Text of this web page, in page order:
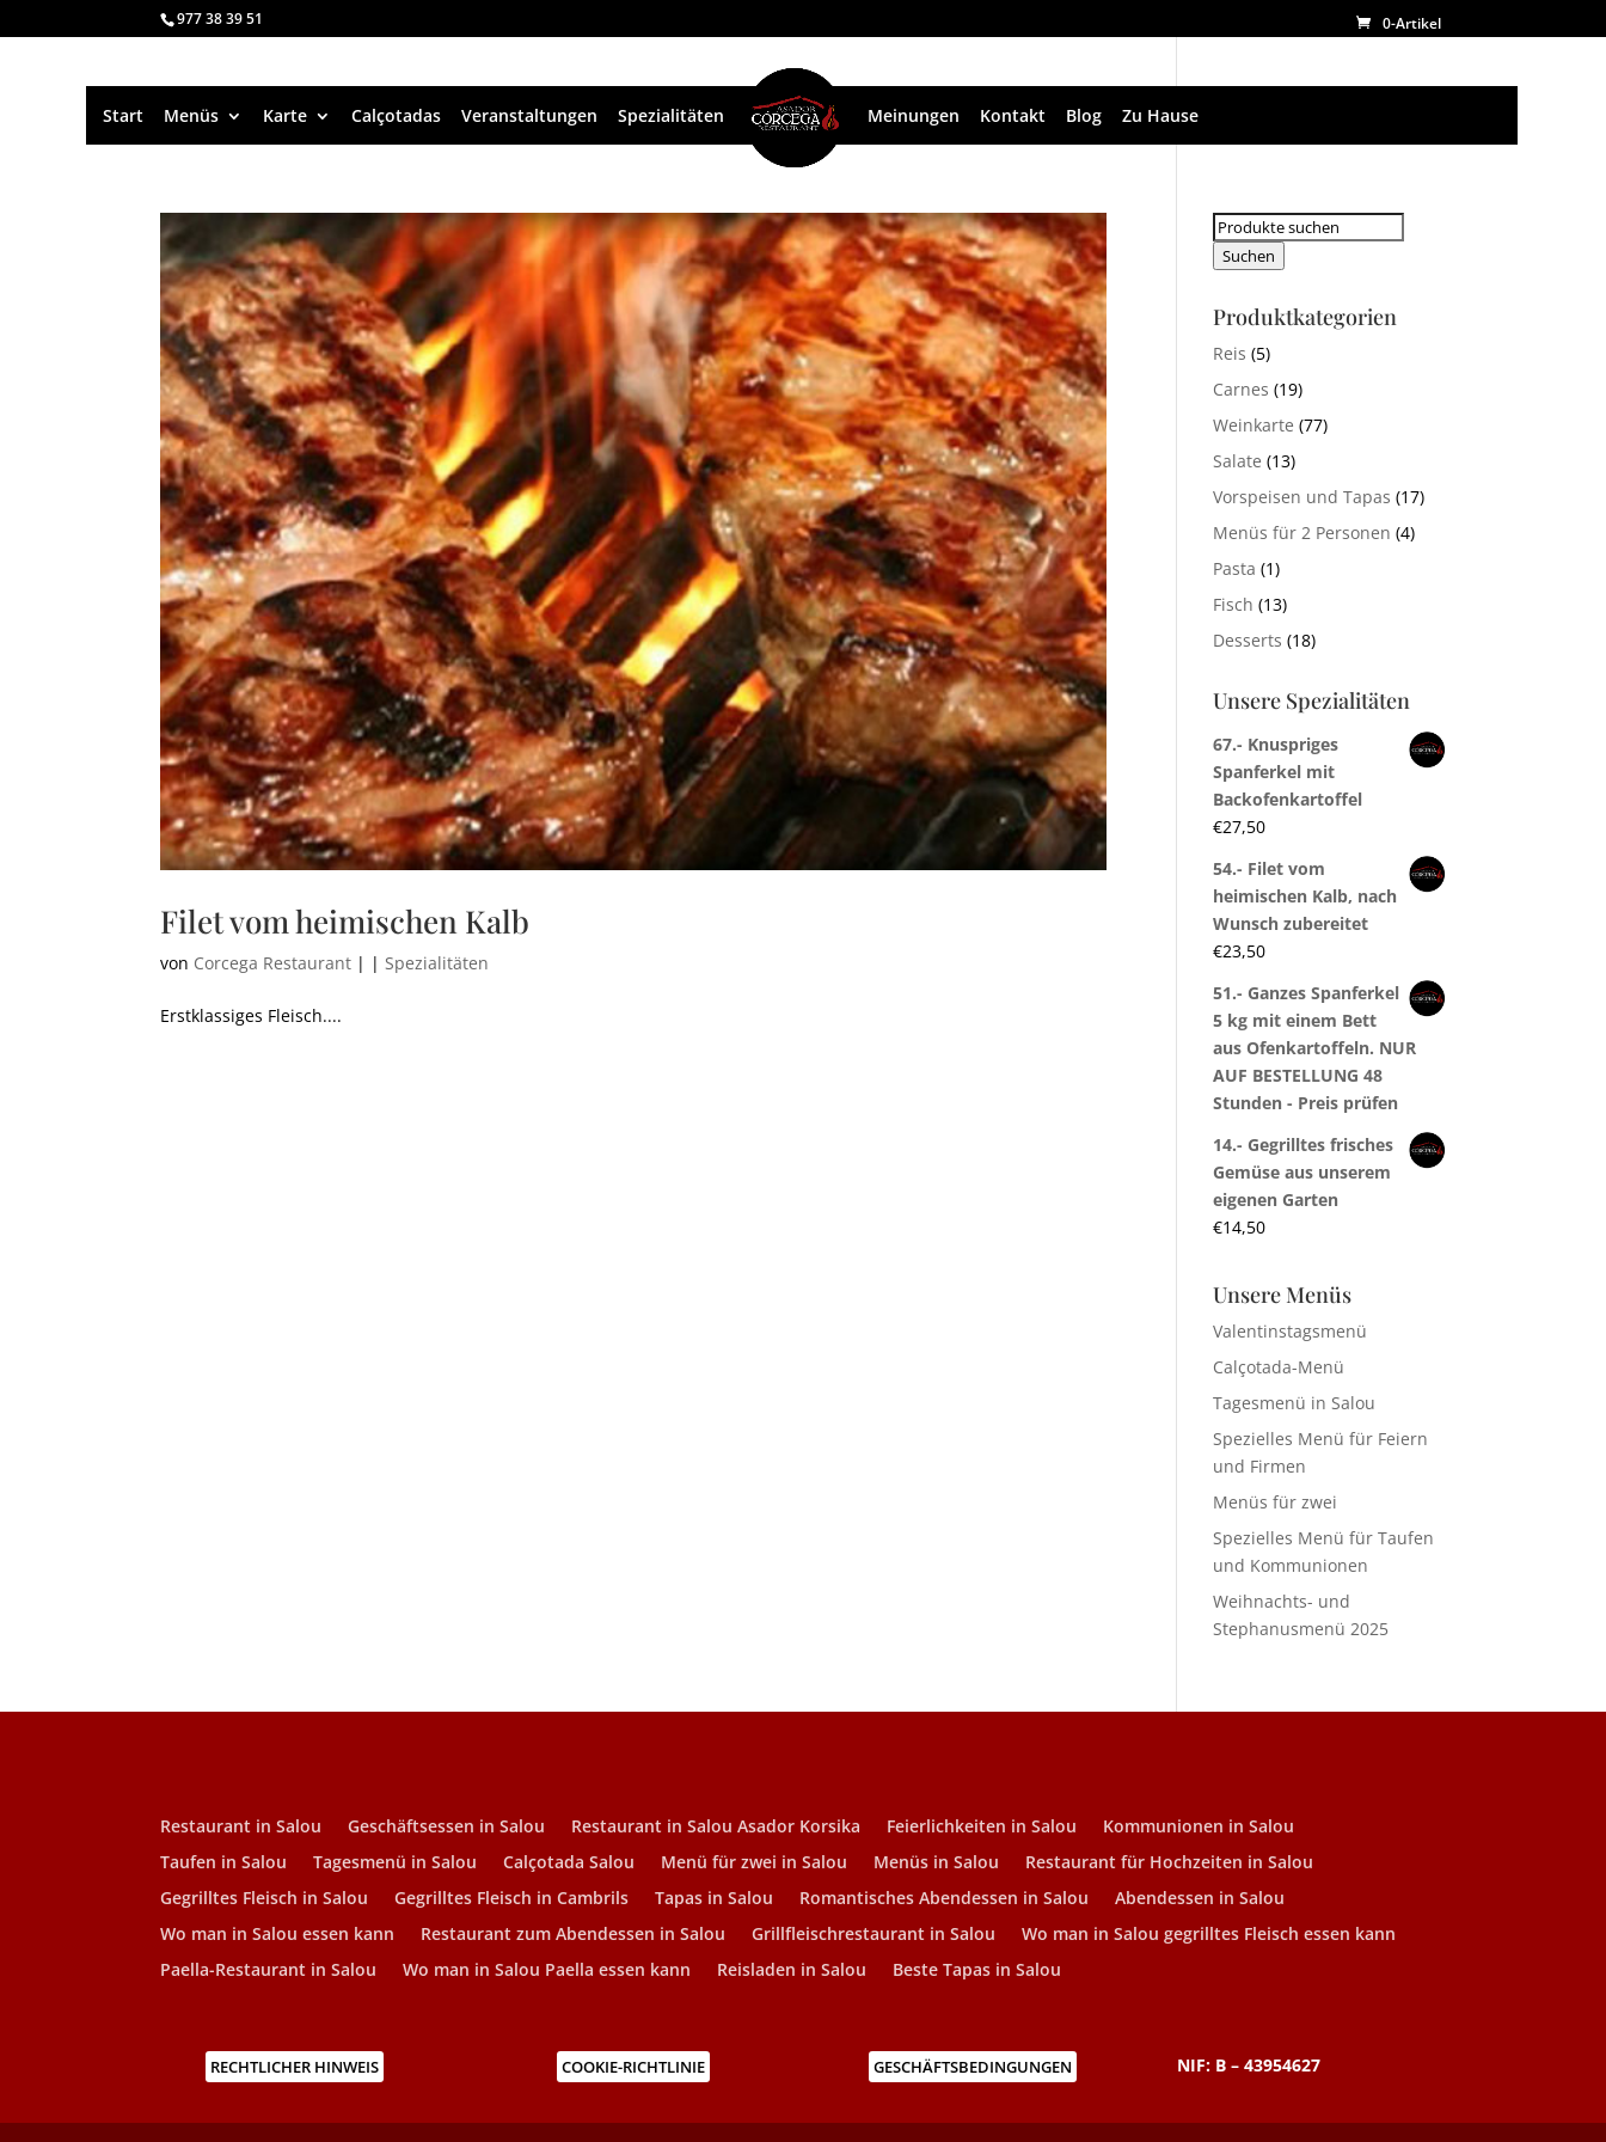
977 38 39 51 0-Artikel
Start Menüs Karte Calçotadas Veranstaltungen Spezialitäten Meinungen Kontakt Blog Zu Hause
Filet vom heimischen Kalb
von Corcega Restaurant | |Spezialitäten
Erstklassiges Fleisch....
Suchen
nach:
Suchen
Produktkategorien
Reis (5)
Carnes (19)
Weinkarte (77)
Salate (13)
Vorspeisen und Tapas (17)
Menüs für 2 Personen (4)
Pasta (1)
Fisch (13)
Desserts (18)
Unsere Spezialitäten
67.- Knuspriges
Spanferkel mit
Backofenkartoffel
€27,50
54.- Filet vom
heimischen Kalb, nach
Wunsch zubereitet
€23,50
51.- Ganzes Spanferkel
5 kg mit einem Bett
aus Ofenkartoffeln. NUR
AUF BESTELLUNG 48
Stunden - Preis prüfen
14.- Gegrilltes frisches
Gemüse aus unserem
eigenen Garten
€14,50
Unsere Menüs
Valentinstagsmenü
Calçotada-Menü
Tagesmenü in Salou
Spezielles Menü für Feiern
und Firmen
Menüs für zwei
Spezielles Menü für Taufen
und Kommunionen
Weihnachts- und
Stephanusmenü 2025
Restaurant in Salou Geschäftsessen in Salou Restaurant in Salou Asador Korsika Feierlichkeiten in Salou
Kommunionen in Salou
Taufen in Salou
Tagesmenü in Salou Calçotada Salou Menü für zwei in Salou Menüs in Salou
Restaurant für Hochzeiten in Salou
Gegrilltes Fleisch in Salou
Gegrilltes Fleisch in Cambrils Tapas in Salou Romantisches Abendessen in Salou
Abendessen in Salou
Wo man in Salou essen kann
Restaurant zum Abendessen in Salou Grillfleischrestaurant in Salou
Wo man in Salou gegrilltes Fleisch essen kann
Paella-Restaurant in Salou
Wo man in Salou Paella essen kann Reisladen in Salou Beste Tapas in Salou
RECHTLICHER HINWEIS COOKIE-RICHTLINIE GESCHÄFTSBEDINGUNGEN NIF: B – 43954627